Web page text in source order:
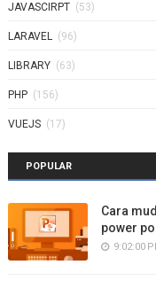
JAVASCIRPT (53)
LARAVEL (96)
LIBRARY (63)
PHP (156)
VUEJS (17)
POPULAR
Cara
power
9:02:00